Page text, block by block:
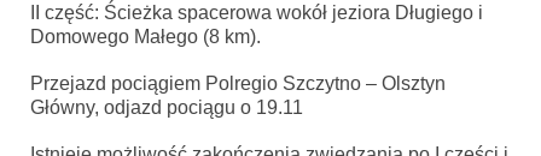
II część: Ścieżka spacerowa wokół jeziora Długiego i
Domowego Małego (8 km).
Przejazd pociągiem Polregio Szczytno – Olsztyn
Główny, odjazd pociągu o 19.11